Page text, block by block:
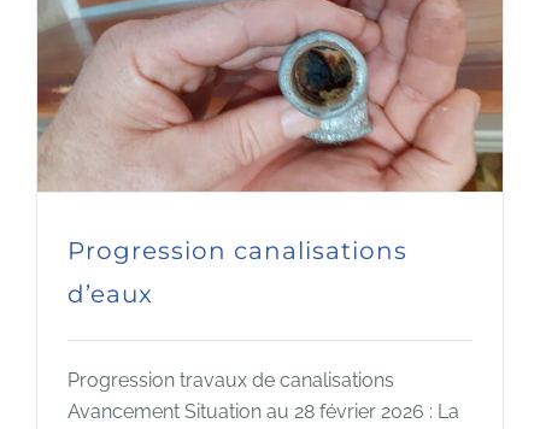
Progression canalisations
d’eaux
Progression travaux de canalisations
Avancement Situation au 28 février 2026 : La